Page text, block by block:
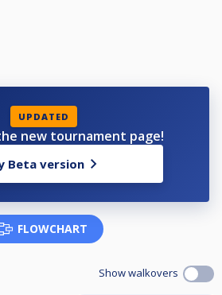
UPDATED
new tournament page!
Beta version
FLOWCHART
Show walkovers